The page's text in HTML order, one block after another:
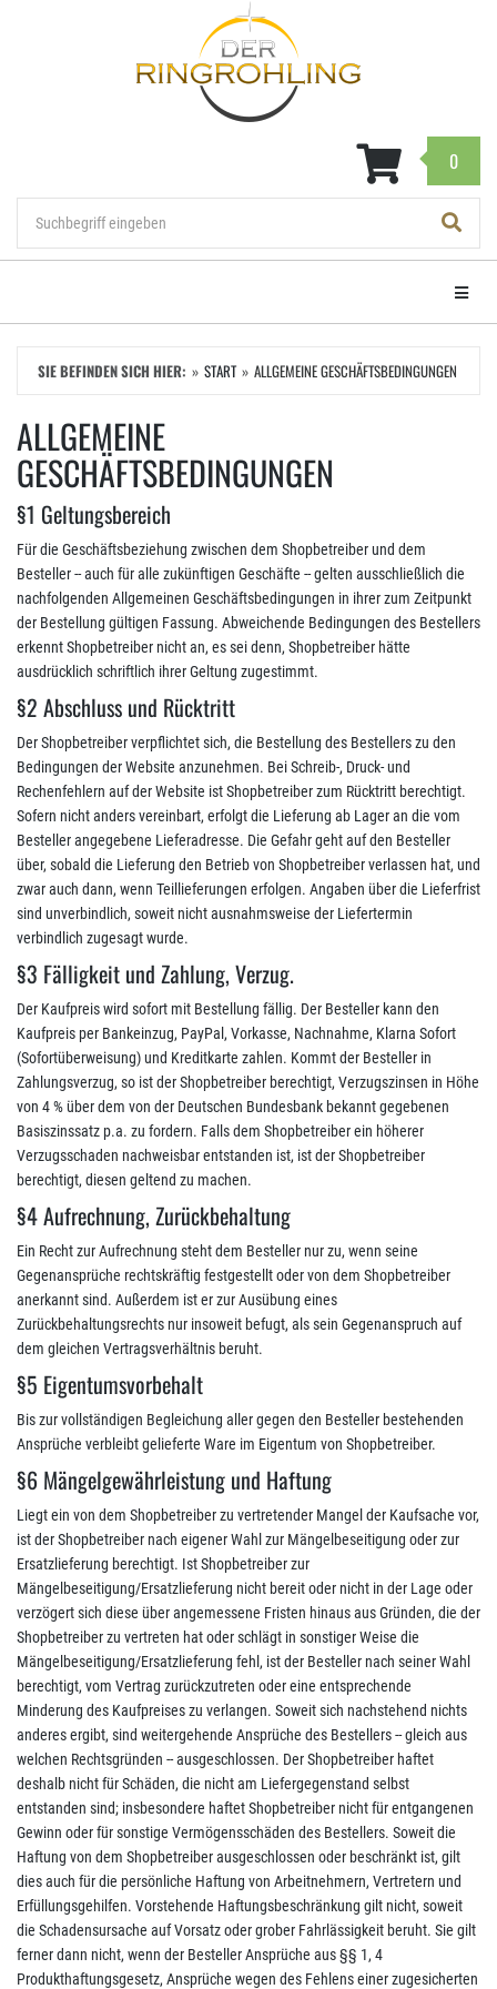
0
SIE BEFINDEN SICH HIER: START ALLGEMEINE GESCHÄFTSBEDINGUNGEN
ALLGEMEINE
GESCHÄFTSBEDINGUNGEN
§1 Geltungsbereich
Für die Geschäftsbeziehung zwischen dem Shopbetreiber und dem
Besteller -- auch für alle zukünftigen Geschäfte -- gelten ausschließlich die
nachfolgenden Allgemeinen Geschäftsbedingungen in ihrer zum Zeitpunkt
der Bestellung gültigen Fassung. Abweichende Bedingungen des Bestellers
erkennt Shopbetreiber nicht an, es sei denn, Shopbetreiber hätte
ausdrücklich schriftlich ihrer Geltung zugestimmt.
§2 Abschluss und Rücktritt
Der Shopbetreiber verpflichtet sich, die Bestellung des Bestellers zu den
Bedingungen der Website anzunehmen. Bei Schreib-, Druck- und
Rechenfehlern auf der Website ist Shopbetreiber zum Rücktritt berechtigt.
Sofern nicht anders vereinbart, erfolgt die Lieferung ab Lager an die vom
Besteller angegebene Lieferadresse. Die Gefahr geht auf den Besteller
über, sobald die Lieferung den Betrieb von Shopbetreiber verlassen hat, und
zwar auch dann, wenn Teillieferungen erfolgen. Angaben über die Lieferfrist
sind unverbindlich, soweit nicht ausnahmsweise der Liefertermin
verbindlich zugesagt wurde.
§3 Fälligkeit und Zahlung, Verzug.
Der Kaufpreis wird sofort mit Bestellung fällig. Der Besteller kann den
Kaufpreis per Bankeinzug, PayPal, Vorkasse, Nachnahme, Klarna Sofort
(Sofortüberweisung) und Kreditkarte zahlen. Kommt der Besteller in
Zahlungsverzug, so ist der Shopbetreiber berechtigt, Verzugszinsen in Höhe
von 4 % über dem von der Deutschen Bundesbank bekannt gegebenen
Basiszinssatz p.a. zu fordern. Falls dem Shopbetreiber ein höherer
Verzugsschaden nachweisbar entstanden ist, ist der Shopbetreiber
berechtigt, diesen geltend zu machen.
§4 Aufrechnung, Zurückbehaltung
Ein Recht zur Aufrechnung steht dem Besteller nur zu, wenn seine
Gegenansprüche rechtskräftig festgestellt oder von dem Shopbetreiber
anerkannt sind. Außerdem ist er zur Ausübung eines
Zurückbehaltungsrechts nur insoweit befugt, als sein Gegenanspruch auf
dem gleichen Vertragsverhältnis beruht.
§5 Eigentumsvorbehalt
Bis zur vollständigen Begleichung aller gegen den Besteller bestehenden
Ansprüche verbleibt gelieferte Ware im Eigentum von Shopbetreiber.
§6 Mängelgewährleistung und Haftung
Liegt ein von dem Shopbetreiber zu vertretender Mangel der Kaufsache vor,
ist der Shopbetreiber nach eigener Wahl zur Mängelbeseitigung oder zur
Ersatzlieferung berechtigt. Ist Shopbetreiber zur
Mängelbeseitigung/Ersatzlieferung nicht bereit oder nicht in der Lage oder
verzögert sich diese über angemessene Fristen hinaus aus Gründen, die der
Shopbetreiber zu vertreten hat oder schlägt in sonstiger Weise die
Mängelbeseitigung/Ersatzlieferung fehl, ist der Besteller nach seiner Wahl
berechtigt, vom Vertrag zurückzutreten oder eine entsprechende
Minderung des Kaufpreises zu verlangen. Soweit sich nachstehend nichts
anderes ergibt, sind weitergehende Ansprüche des Bestellers -- gleich aus
welchen Rechtsgründen -- ausgeschlossen. Der Shopbetreiber haftet
deshalb nicht für Schäden, die nicht am Liefergegenstand selbst
entstanden sind; insbesondere haftet Shopbetreiber nicht für entgangenen
Gewinn oder für sonstige Vermögensschäden des Bestellers. Soweit die
Haftung von dem Shopbetreiber ausgeschlossen oder beschränkt ist, gilt
dies auch für die persönliche Haftung von Arbeitnehmern, Vertretern und
Erfüllungsgehilfen. Vorstehende Haftungsbeschränkung gilt nicht, soweit
die Schadensursache auf Vorsatz oder grober Fahrlässigkeit beruht. Sie gilt
ferner dann nicht, wenn der Besteller Ansprüche aus §§ 1, 4
Produkthaftungsgesetz, Ansprüche wegen des Fehlens einer zugesicherten